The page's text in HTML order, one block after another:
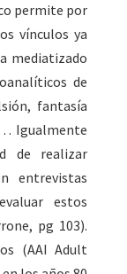
permite por
vínculos ya
mediatizado
de
fantasía
Igualmente
de realizar
entrevistas
estos
pg 103).
(AAI Adult